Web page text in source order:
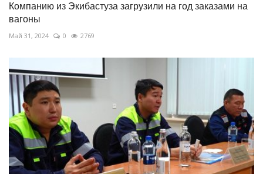
Компанию из Экибастуза загрузили на год заказами на
вагоны
Май 31, 2024 0 2769